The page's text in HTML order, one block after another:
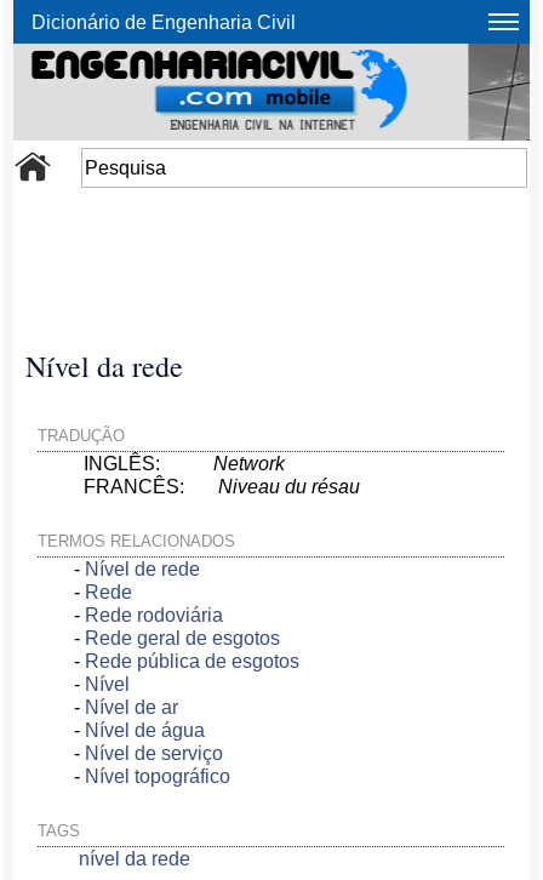
Dicionário de Engenharia Civil
Nível da rede
TRADUÇÃO
INGLÊS:Network
FRANCÊS:Niveau du résau
TERMOS RELACIONADOS
- Nível de rede
- Rede
- Rede rodoviária
- Rede geral de esgotos
- Rede pública de esgotos
- Nível
- Nível de ar
- Nível de água
- Nível de serviço
- Nível topográfico
TAGS
nível da rede